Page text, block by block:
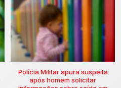
Polícia Militar apura suspeita
após homem solicitar